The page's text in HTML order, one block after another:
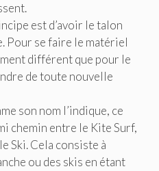
est d’avoir le talon
Pour se faire le matériel
différent que pour le
de toute nouvelle
son nom l’indique, ce
chemin entre le Kite Surf,
Ski. Cela consiste à
ou des skis en étant